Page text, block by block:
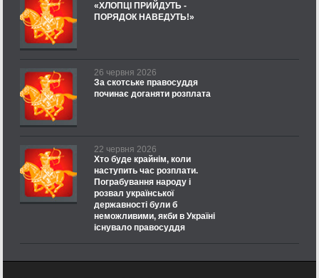
«ХЛОПЦІ ПРИЙДУТЬ -
ПОРЯДОК НАВЕДУТЬ!»
26 червня 2026
За скотське правосуддя
починає доганяти розплата
22 червня 2026
Хто буде крайнім, коли
наступить час розплати.
Пограбування народу і
розвал української
державності були б
неможливими, якби в Україні
існувало правосуддя